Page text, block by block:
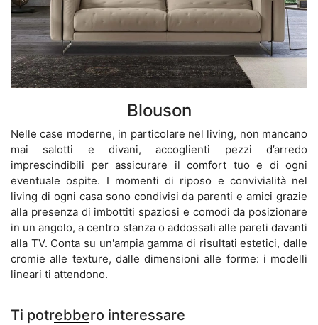
Blouson
Nelle case moderne, in particolare nel living, non mancano
mai salotti e divani, accoglienti pezzi d’arredo
imprescindibili per assicurare il comfort tuo e di ogni
eventuale ospite. I momenti di riposo e convivialità nel
living di ogni casa sono condivisi da parenti e amici grazie
alla presenza di imbottiti spaziosi e comodi da posizionare
in un angolo, a centro stanza o addossati alle pareti davanti
alla TV. Conta su un'ampia gamma di risultati estetici, dalle
cromie alle texture, dalle dimensioni alle forme: i modelli
lineari ti attendono.
Ti potrebbero interessare